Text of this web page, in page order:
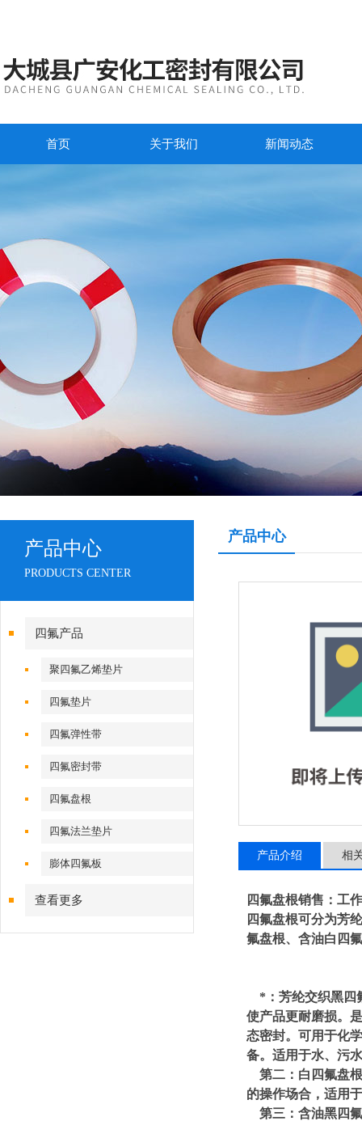
首页 关于我们 新闻动态
产品中心
PRODUCTS CENTER
四氟产品
聚四氟乙烯垫片
四氟垫片
四氟弹性带
四氟密封带
四氟盘根
四氟法兰垫片
膨体四氟板
查看更多
产品中心
产品介绍 相
四氟盘根销售：工
四氟盘根可分为芳
氟盘根、含油白四
*：芳纶交织黑四
使产品更耐磨损。
态密封。可用于化
备。适用于水、污
第二：白四氟盘
的操作场合，适用
第三：含油黑四